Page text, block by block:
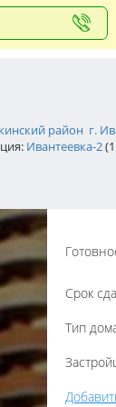
район г.
Ивантеевка-2
Срок
Тип